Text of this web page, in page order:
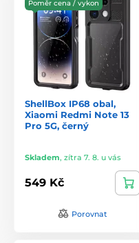
Poměr cena / vykon
ShellBox IP68 obal,
Xiaomi Redmi Note 13
Pro 5G, černý
Skladem, zítra 7. 8. u vás
549 Kč
Porovnat